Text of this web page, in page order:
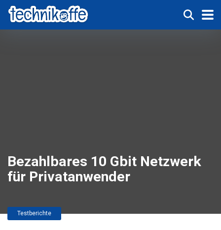
Bezahlbares 10 Gbit Netzwerk
für Privatanwender
Testberichte